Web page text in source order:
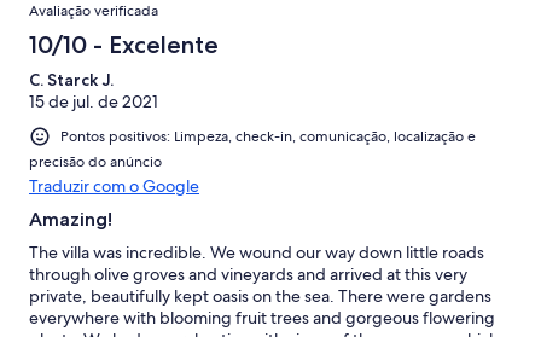
Avaliação verificada
10/10 - Excelente
C. Starck J.
15 de jul. de 2021
Pontos positivos: Limpeza, check-in, comunicação, localização e
precisão do anúncio
Traduzir com o Google
Amazing!
The villa was incredible. We wound our way down little roads
through olive groves and vineyards and arrived at this very
private, beautifully kept oasis on the sea. There were gardens
everywhere with blooming fruit trees and gorgeous flowering